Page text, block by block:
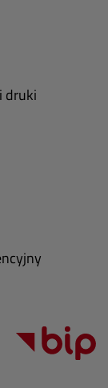
druki